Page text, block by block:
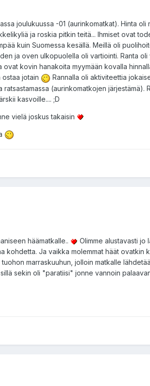
joulukuussa -01 (aurinkomatkat). Hinta oli
ja roskia pitkin teitä... Ihmiset ovat
kuin Suomessa kesällä. Meillä oli
ja oven ulkopuolella oli vartiointi. Ranta
kovin hanakoita myymään kovalla
jotain
Rannalla oli aktiviteettia
(aurinkomatkojen järjestämä).
kasvoille.... ;D
vielä joskus takaisin
häämatkalle..
Olimme alustavasti jo
kohdetta. Ja vaikka molemmat häät ovatkin
marraskuuhun, jolloin matkalle
sekin oli "paratiisi" jonne vannoin